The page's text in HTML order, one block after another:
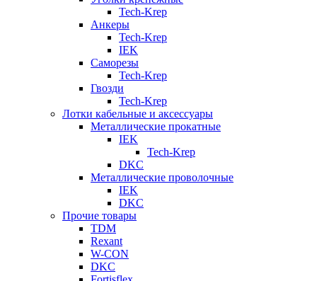
Tech-Krep
Анкеры
Tech-Krep
IEK
Саморезы
Tech-Krep
Гвозди
Tech-Krep
Лотки кабельные и аксессуары
Металлические прокатные
IEK
Tech-Krep
DKC
Металлические проволочные
IEK
DKC
Прочие товары
TDM
Rexant
W-CON
DKC